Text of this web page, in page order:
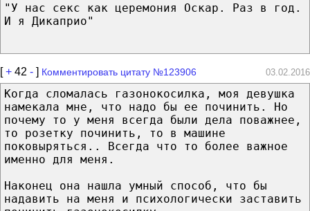
"У нас секс как церемония Оскар. Раз в год.
И я Дикаприо"
[+ 42 - ] Комментировать цитату №123906 03.02.2016
Когда сломалась газонокосилка, моя девушка
намекала мне, что надо бы ее починить. Но
почему то у меня всегда были дела поважнее,
то розетку починить, то в машине
поковыряться.. Всегда что то более важное
именно для меня.
Наконец она нашла умный способ, что бы
надавить на меня и психологически заставить